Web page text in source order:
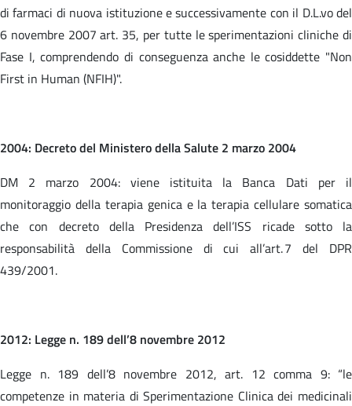
di farmaci di nuova istituzione e successivamente con il D.L.vo del
6 novembre 2007 art. 35, per tutte le sperimentazioni cliniche di
Fase I, comprendendo di conseguenza anche le cosiddette "Non
First in Human (NFIH)".
2004: Decreto del Ministero della Salute 2 marzo 2004
DM 2 marzo 2004: viene istituita la Banca Dati per il
monitoraggio della terapia genica e la terapia cellulare somatica
che con decreto della Presidenza dell’ISS ricade sotto la
responsabilità della Commissione di cui all’art. 7 del DPR
439/2001.
2012: Legge n. 189 dell’8 novembre 2012
Legge n. 189 dell’8 novembre 2012, art. 12 comma 9: “le
competenze in materia di Sperimentazione Clinica dei medicinali